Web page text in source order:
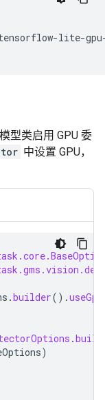
-lite-gpu
型类启用 GPU 委
中设置 GPU，
.builder().useGpu
.
)